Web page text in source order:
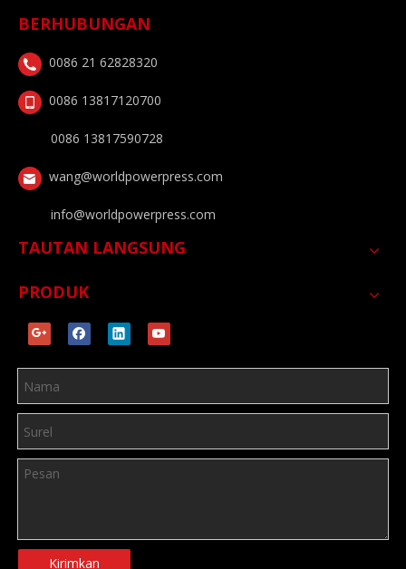
BERHUBUNGAN
0086 21 62828320
0086 13817120700
0086 13817590728
wang@worldpowerpress.com
info@worldpowerpress.com
TAUTAN LANGSUNG
PRODUK
Kirimkan